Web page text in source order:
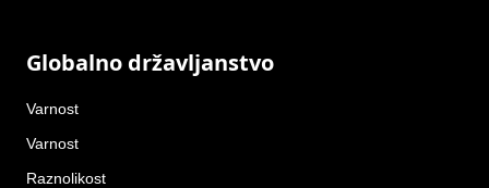
Globalno državljanstvo
Varnost
Varnost
Raznolikost